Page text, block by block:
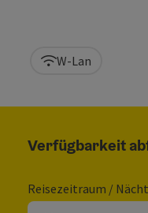
W-Lan
Verfügbarkeit
Reisezeitraum /